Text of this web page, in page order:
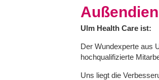
Ulm Health Care ist:
Der Wundexperte aus
hochqualifizierte
Uns liegt die